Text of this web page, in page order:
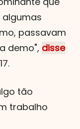
passavam
demo", disse
tão
trabalho